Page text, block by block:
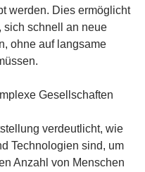
werden. Dies ermöglicht
sich schnell an neue
ohne auf langsame
Gesellschaften
verdeutlicht, wie
Technologien sind, um
Anzahl von Menschen